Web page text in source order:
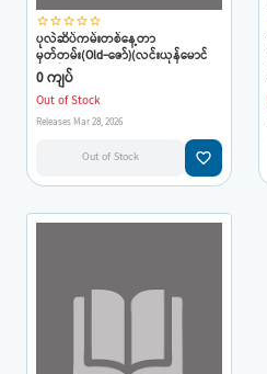
star_borderstar_borderstar_borderstar_borderstar_border
ပုလဲဆိပ်ကမ်းတစ်နေ့တာ
မှတ်တမ်း(Old-ဇော်)(လင်းယုန်မောင်
မောင်)
0 ကျပ်
Out of Stock
Releases Mar 28, 2026
Out of Stock favorite_border